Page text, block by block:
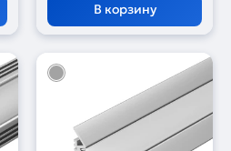
В корзину